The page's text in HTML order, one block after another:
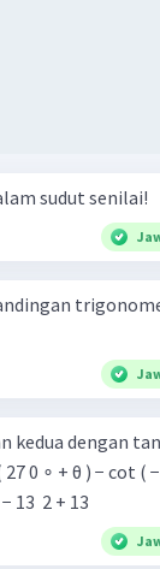
sudut senilai!
kedua dengan tan
13 ​ 2 + 13